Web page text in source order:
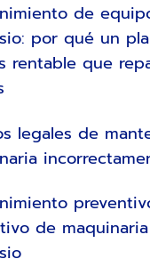
de
por qué un
rentable que
legales de
de